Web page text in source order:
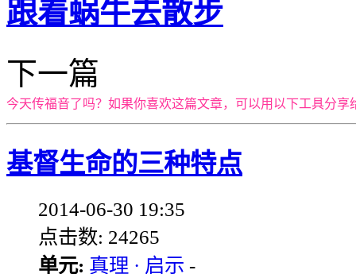
跟着蜗牛去散步
下一篇
今天传福音了吗？如果你喜欢这篇文章，可以用以下工具分享
基督生命的三种特点
2014-06-30 19:35
点击数: 24265
单元: 真理 · 启示 -